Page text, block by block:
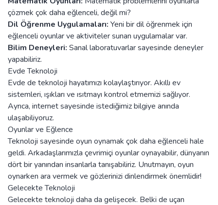
çözmek çok daha eğlenceli, değil mi?
Dil Öğrenme Uygulamaları: Yeni bir dil öğrenmek için
eğlenceli oyunlar ve aktiviteler sunan uygulamalar var.
Bilim Deneyleri: Sanal laboratuvarlar sayesinde deneyler
yapabiliriz.
Evde Teknoloji
Evde de teknoloji hayatımızı kolaylaştırıyor. Akıllı ev
sistemleri, ışıkları ve ısıtmayı kontrol etmemizi sağlıyor.
Ayrıca, internet sayesinde istediğimiz bilgiye anında
ulaşabiliyoruz.
Oyunlar ve Eğlence
Teknoloji sayesinde oyun oynamak çok daha eğlenceli hale
geldi. Arkadaşlarımızla çevrimiçi oyunlar oynayabilir, dünyanın
dört bir yanından insanlarla tanışabiliriz. Unutmayın, oyun
oynarken ara vermek ve gözlerinizi dinlendirmek önemlidir!
Gelecekte Teknoloji
Gelecekte teknoloji daha da gelişecek. Belki de uçan